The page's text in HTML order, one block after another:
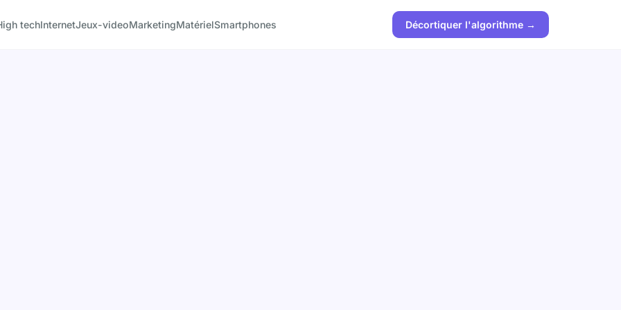
techInternetJeux-videoMarketingMatérielSmartphones Décortiquer l'algorithme →